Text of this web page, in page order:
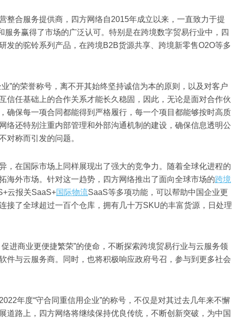
合服务提供商，四方网络自2015年成立以来，一直致力于提
务赢得了市场的广泛认可。特别是在跨境数字贸易行业中，四
发的驼铃系列产品，在跨境B2B货源共享、跨境新零售O2O等多
的荣誉称号，离不开其始终坚持诚信为本的原则，以及对客户
信任基础上的合作关系才能长久稳固，因此，无论是面对合作伙
确保每一项合同都能得到严格履行，每一个项目都能够按时高质
络还特别注重内部管理和外部沟通机制的建设，确保信息透明公
对称而引发的问题。
在国际市场上同样展现出了强大的竞争力。随着全球化进程的
海外市场。针对这一趋势，四方网络推出了面向全球市场的跨境
云报关SaaS+国际物流SaaS等多项功能，可以帮助中国企业更
接了全球超过一百个仓库，拥有几十万SKU的丰富货源，日处理
商业更便捷繁荣”的使命，不断探索跨境贸易行业与云服务领
件与云服务商。同时，也将积极响应政府号召，参与到更多社会
年度“守合同重信用企业”的称号，不仅是对其过去几年来不懈
道路上，四方网络将继续保持优良传统，不断创新突破，为中国